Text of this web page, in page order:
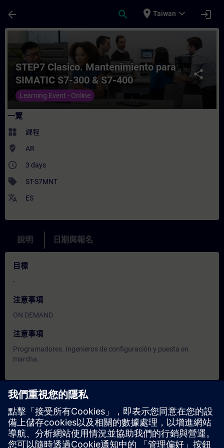
arrow_back search place Taiwan expand_more login
課程 - STEP7 Clasico. Mantenimiento
share
STEP7 Clasico. Mantenimiento para
SIMATIC S7-300 & S7-400
Learning Event - Online
一覽
widgets 課程
where_to_vote AR
access_time 3 days
sell ST-S7MNT
translate ES
說明 日期與報名
目標
-
注意事項
ON DEMAND
注意事項
Programadores. Ingenieros de configuración y puesta en
marcha.
目前沒有可用活動
請將您的姓名加入課程候補名單，一旦有新的開課日期，我們將
通知您。